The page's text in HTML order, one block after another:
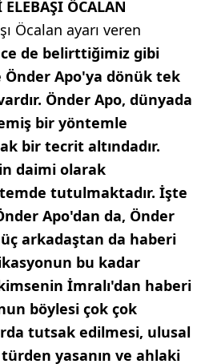
ÖCALAN
Öcalan ayarı veren
de belirttiğimiz gibi
Apo'ya dönük tek
Önder Apo, dünyada
bir yöntemle
bir tecrit altındadır.
daimi olarak
tutulmaktadır. İşte
Apo'dan da, Önder
arkadaştan da haberi
bu kadar
İmralı'dan haberi
böylesi çok çok
tutsak edilmesi, ulusal
yasanın ve ahlaki